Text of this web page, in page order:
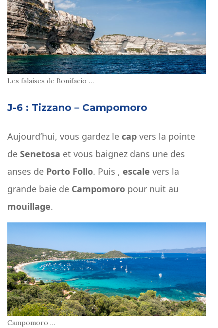
Les falaises de Bonifacio …
J-6 : Tizzano – Campomoro
Aujourd’hui, vous gardez le cap vers la pointe
de Senetosa et vous baignez dans une des
anses de Porto Follo. Puis , escale vers la
grande baie de Campomoro pour nuit au
mouillage.
Campomoro …